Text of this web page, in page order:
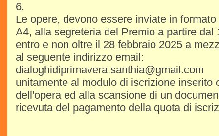
6.
Le opere, devono essere inviate in
A4, alla segreteria del Premio a partire dal
entro e non oltre il 28 febbraio 2025 a
al seguente indirizzo email:
dialoghidiprimavera.santhia@gmail.com
unitamente al modulo di iscrizione inserito
dell'opera ed alla scansione di un
ricevuta del pagamento della quota di